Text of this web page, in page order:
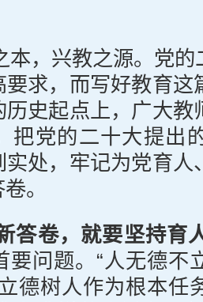
本，兴教之源。党
求，而写好教育这
史起点上，广大教
把党的二十大提出
处，牢记为党育人
。
答卷，就要坚持育
要问题。“人无德不
德树人作为根本任